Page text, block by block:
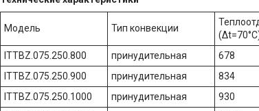
Модель Тип конвекции
ITTBZ.075.250.800 принудительная 678
ITTBZ.075.250.900
принудительная 834
ITTBZ.075.250.1000
принудительная 930